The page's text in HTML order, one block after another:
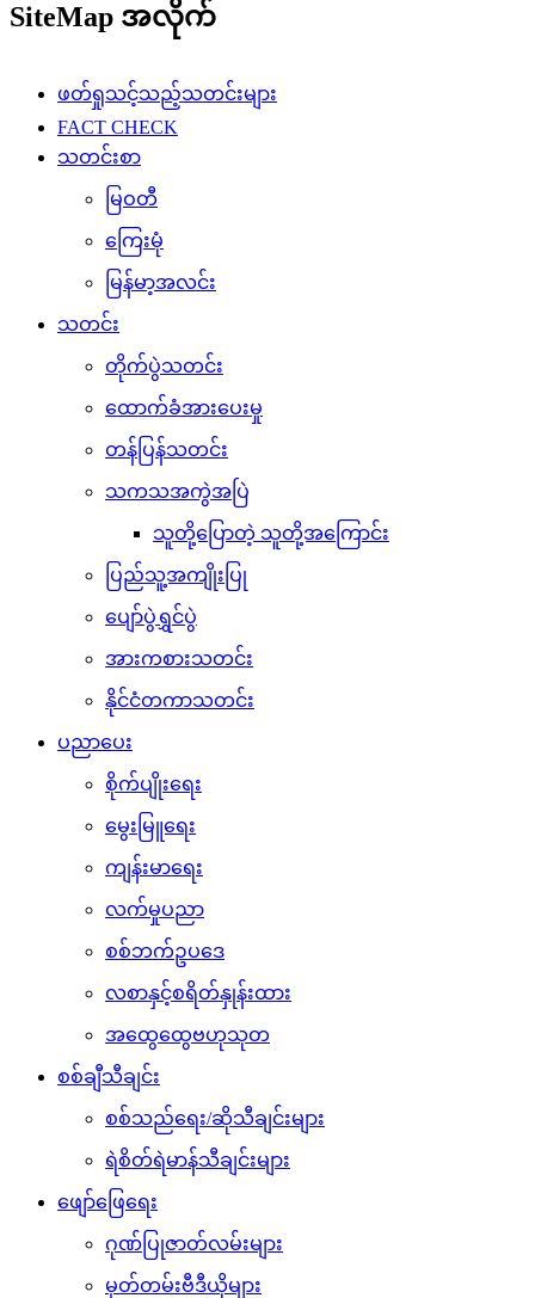
SiteMap အလိုက်
ဖတ်ရှုသင့်သည့်သတင်းများ
FACT CHECK
သတင်းစာ
မြဝတီ
ကြေးမုံ
မြန်မာ့အလင်း
သတင်း
တိုက်ပွဲသတင်း
ထောက်ခံအားပေးမှု
တန်ပြန်သတင်း
သကသအကွဲအပြဲ
သူတို့ပြောတဲ့ သူတို့အကြောင်း
ပြည်သူ့အကျိုးပြု
ပျော်ပွဲရွှင်ပွဲ
အားကစားသတင်း
နိုင်ငံတကာသတင်း
ပညာပေး
စိုက်ပျိုးရေး
မွေးမြူရေး
ကျန်းမာရေး
လက်မှုပညာ
စစ်ဘက်ဥပဒေ
လစာနှင့်စရိတ်နှုန်းထား
အထွေထွေဗဟုသုတ
စစ်ချီသီချင်း
စစ်သည်ရေး/ဆိုသီချင်းများ
ရဲစိတ်ရဲမာန်သီချင်းများ
ဖျော်ဖြေရေး
ဂုဏ်ပြုဇာတ်လမ်းများ
မှတ်တမ်းဗီဒီယိုများ